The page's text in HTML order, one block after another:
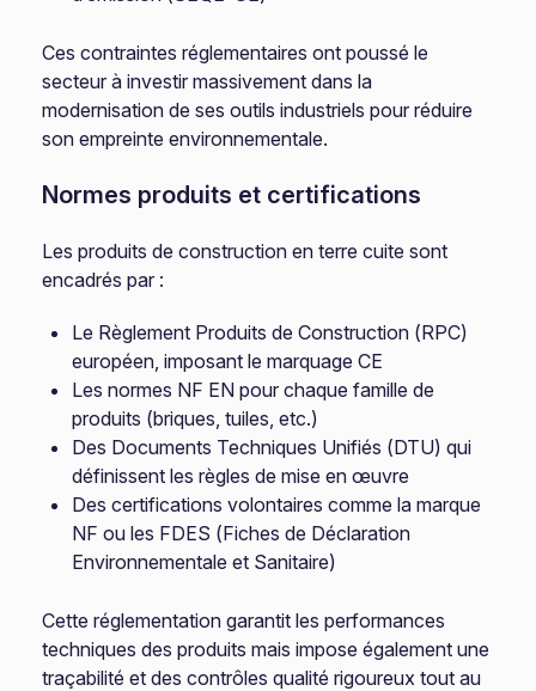
Ces contraintes réglementaires ont poussé le
secteur à investir massivement dans la
modernisation de ses outils industriels pour réduire
son empreinte environnementale.
Normes produits et certifications
Les produits de construction en terre cuite sont
encadrés par :
Le Règlement Produits de Construction (RPC)
européen, imposant le marquage CE
Les normes NF EN pour chaque famille de
produits (briques, tuiles, etc.)
Des Documents Techniques Unifiés (DTU) qui
définissent les règles de mise en œuvre
Des certifications volontaires comme la marque
NF ou les FDES (Fiches de Déclaration
Environnementale et Sanitaire)
Cette réglementation garantit les performances
techniques des produits mais impose également une
traçabilité et des contrôles qualité rigoureux tout au